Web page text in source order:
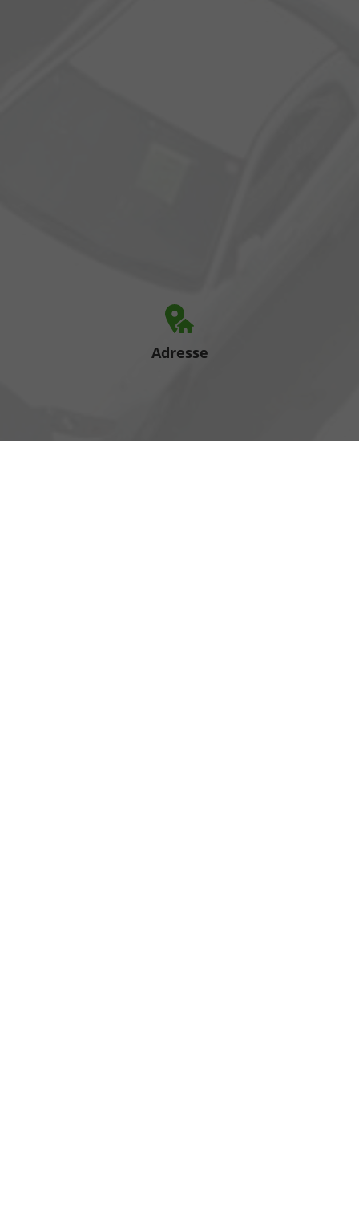
Adresse